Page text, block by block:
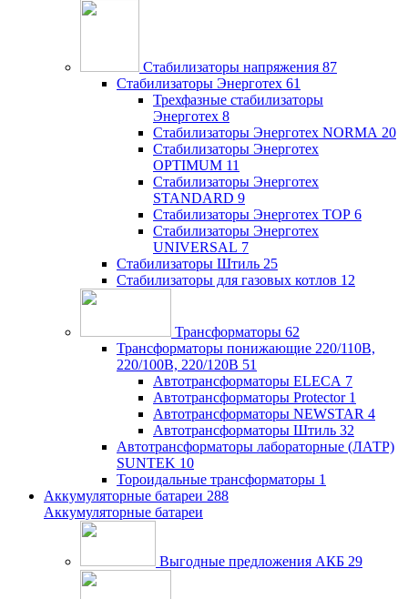
Стабилизаторы напряжения 87
Стабилизаторы Энерготех 61
Трехфазные стабилизаторы
Энерготех 8
Стабилизаторы Энерготех NORMA 20
Стабилизаторы Энерготех
OPTIMUM 11
Стабилизаторы Энерготех
STANDARD 9
Стабилизаторы Энерготех TOP 6
Стабилизаторы Энерготех
UNIVERSAL 7
Стабилизаторы Штиль 25
Стабилизаторы для газовых котлов 12
Трансформаторы 62
Трансформаторы понижающие 220/110В,
220/100В, 220/120В 51
Автотрансформаторы ELECA 7
Автотрансформаторы Protector 1
Автотрансформаторы NEWSTAR 4
Автотрансформаторы Штиль 32
Автотрансформаторы лабораторные (ЛАТР)
SUNTEK 10
Тороидальные трансформаторы 1
Аккумуляторные батареи 288
Аккумуляторные батареи
Выгодные предложения АКБ 29